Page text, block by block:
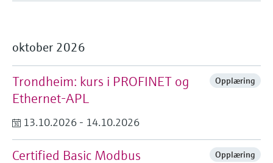
oktober 2026
Trondheim: kurs i PROFINET og
Ethernet-APL
Opplæring
13.10.2026 - 14.10.2026
Certified Basic Modbus
Opplæring